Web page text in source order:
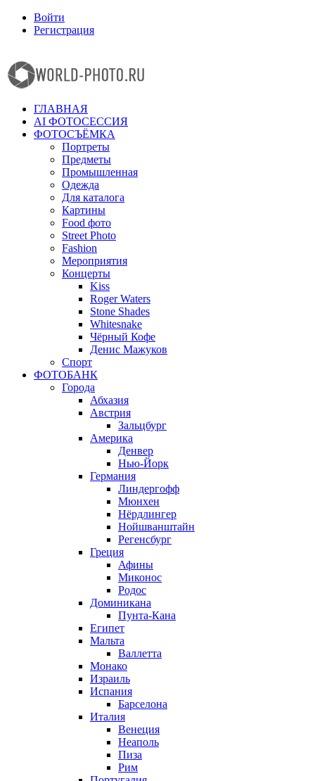
Войти
Регистрация
ГЛАВНАЯ
AI ФОТОСЕССИЯ
ФОТОСЪЁМКА
Портреты
Предметы
Промышленная
Одежда
Для каталога
Картины
Food фото
Street Photo
Fashion
Мероприятия
Концерты
Kiss
Roger Waters
Stone Shades
Whitesnake
Чёрный Кофе
Денис Мажуков
Спорт
ФОТОБАНК
Города
Абхазия
Австрия
Зальцбург
Америка
Денвер
Нью-Йорк
Германия
Линдергофф
Мюнхен
Нёрдлингер
Нойшванштайн
Регенсбург
Греция
Афины
Миконос
Родос
Доминикана
Пунта-Кана
Египет
Мальта
Валлетта
Монако
Израиль
Испания
Барселона
Италия
Венеция
Неаполь
Пиза
Рим